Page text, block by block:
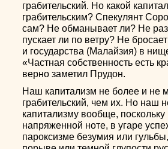
грабительский. Но какой
грабительским? Спекулянт
сам? Не обманывает ли? Не
пускает ли по ветру? Не
и государства (Малайзия) в
«Частная собственность есть
верно заметил Прудон.
Наш капитализм не более и не
грабительский, чем их. Но наш
капитализму вообще, поскольку
напряженной ноте, в угаре
пароксизме безумия или